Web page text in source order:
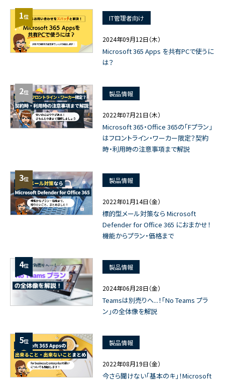
1位 IT管理者向け
2024年09月12日（木）
Microsoft 365 Apps を共有PCで使うに
は？
2位 製品情報
2022年07月21日（木）
Microsoft 365・Office 365の「Fプラン」
はフロントライン・ワーカー限定？契約
時・利用時の注意事項まで解説
3位 製品情報
2022年01月14日（金）
標的型メール対策なら Microsoft
Defender for Office 365 におまかせ！
機能からプラン・価格まで
4位 製品情報
2024年06月28日（金）
Teamsは別売りへ...！「No Teams プラ
ン」の全体像を解説
5位 製品情報
2022年08月19日（金）
今さら聞けない「基本のキ」！Microsoft